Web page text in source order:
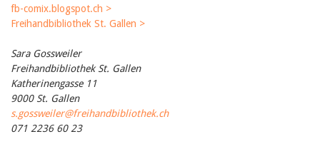
fb-comix.blogspot.ch >
Freihandbibliothek St. Gallen >
Sara Gossweiler
Freihandbibliothek St. Gallen
Katherinengasse 11
9000 St. Gallen
s.gossweiler@freihandbibliothek.ch
071 2236 60 23